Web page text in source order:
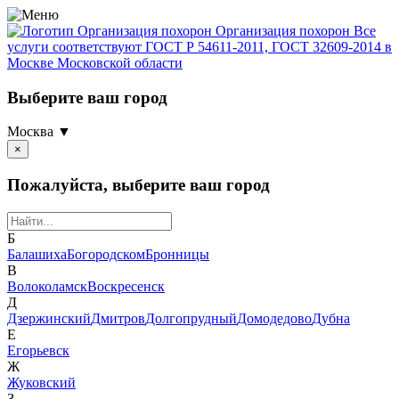
Организация похорон Организация похорон Все
услуги соответствуют ГОСТ Р 54611-2011, ГОСТ 32609-2014 в
Москве Московской области
Выберите ваш город
Москва ▼
×
Пожалуйста, выберите ваш город
Б
БалашихаБогородскомБронницы
В
ВолоколамскВоскресенск
Д
ДзержинскийДмитровДолгопрудныйДомодедовоДубна
Е
Егорьевск
Ж
Жуковский